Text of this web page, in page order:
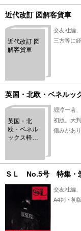
近代改訂 図解客貨車
近代改訂 図
解客貨車
交友社編
三方等に
英国・北欧・ベネルッ
英国・北
欧・ベネル
ックス軽鉄
堀淳一著
初版。大
傷みがあり
ＳＬ No.5号 特集・
交友社編
A4判・初